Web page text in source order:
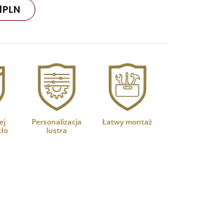
PLN
Personalizacja
lustra
Łatwy montaż